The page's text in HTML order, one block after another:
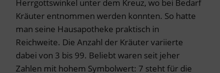
Herrgottswinkel unter dem Kreuz, wo bei Bedarf
Kräuter entnommen werden konnten. So hatte
man seine Hausapotheke praktisch in
Reichweite. Die Anzahl der Kräuter variierte
dabei von 3 bis 99. Beliebt waren seit jeher
Zahlen mit hohem Symbolwert: 7 steht für die